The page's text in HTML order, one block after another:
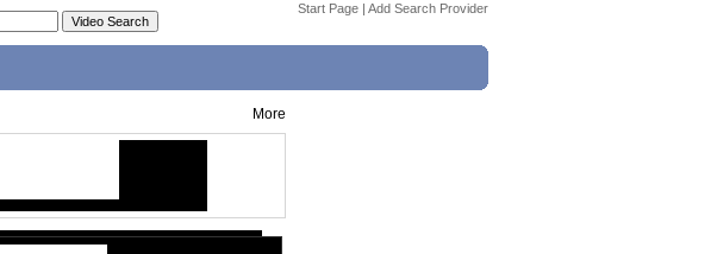
Start Page | Add Search Provider
More